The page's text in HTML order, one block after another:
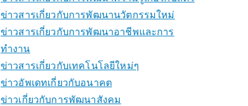
ข่าวสารเกี่ยวกับการพัฒนานวัตกรรมใหม่
ข่าวสารเกี่ยวกับการพัฒนาอาชีพและการ
ทำงาน
ข่าวสารเกี่ยวกับเทคโนโลยีใหม่ๆ
ข่าวอัพเดทเกี่ยวกับอนาคต
ข่าวเกี่ยวกับการพัฒนาสังคม